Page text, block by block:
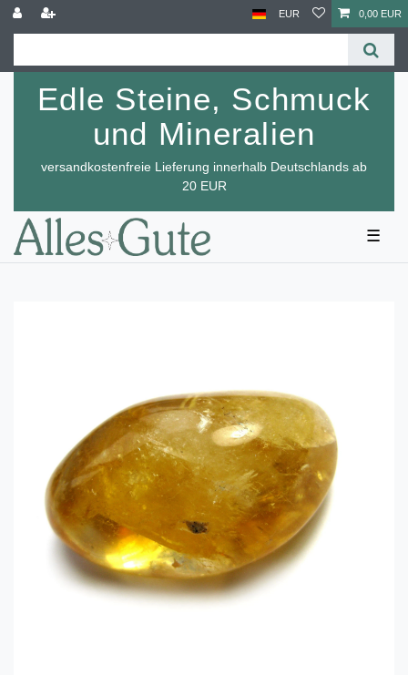
EUR 0,00 EUR
Edle Steine, Schmuck
und Mineralien
versandkostenfreie Lieferung innerhalb Deutschlands ab
20 EUR
☰